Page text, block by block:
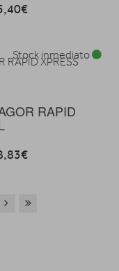
RAPID
Stock inmediato